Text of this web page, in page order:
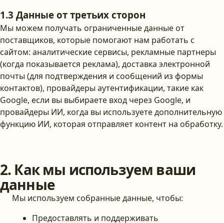
1.3 Данные от третьих сторон
Мы можем получать ограниченные данные от
поставщиков, которые помогают нам работать с
сайтом: аналитические сервисы, рекламные партнеры
(когда показывается реклама), доставка электронной
почты (для подтверждения и сообщений из формы
контактов), провайдеры аутентификации, такие как
Google, если вы выбираете вход через Google, и
провайдеры ИИ, когда вы используете дополнительную
функцию ИИ, которая отправляет контент на обработку.
2. Как мы используем ваши
данные
Мы используем собранные данные, чтобы:
Предоставлять и поддерживать